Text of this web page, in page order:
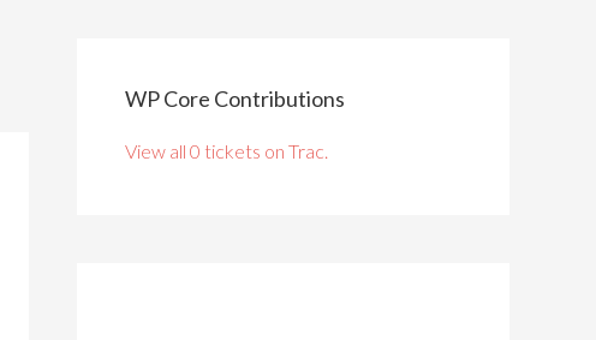
WP Core Contributions
View all 0 tickets on Trac.